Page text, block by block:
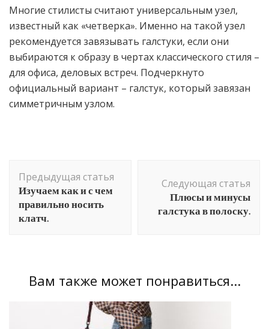
Многие стилисты считают универсальным узел,
известный как «четверка». Именно на такой узел
рекомендуется завязывать галстуки, если они
выбираются к образу в чертах классического стиля –
для офиса, деловых встреч. Подчеркнуто
официальный вариант – галстук, который завязан
симметричным узлом.
по
записям
Предыдущая статья
Изучаем как и с чем
правильно носить
клатч.
Следующая статья
Плюсы и минусы
галстука в полоску.
Вам также может понравиться...